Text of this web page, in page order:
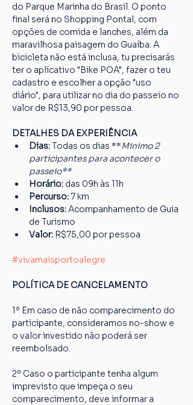
do Parque Marinha do Brasil. O ponto
final será no Shopping Pontal, com
opções de comida e lanches, além da
maravilhosa paisagem do Guaíba. A
bicicleta não está inclusa, tu precisarás
ter o aplicativo "Bike POA", fazer o teu
cadastro e escolher a opção "uso
diário", para utilizar no dia do passeio no
valor de R$13,90 por pessoa.
DETALHES DA EXPERIÊNCIA
Dias: Todas os dias **Minimo 2
participantes para acontecer o
passeio**
Horário: das 09h às 11h
Percurso: 7 km
Inclusos: Acompanhamento de Guia
de Turismo
Valor: R$75,00 por pessoa
#vivamaisportoalegre
POLÍTICA DE CANCELAMENTO
1º Em caso de não comparecimento do
participante, consideramos no-show e
o valor investido não poderá ser
reembolsado.
2º Caso o participante tenha algum
imprevisto que impeça o seu
comparecimento, deve informar a